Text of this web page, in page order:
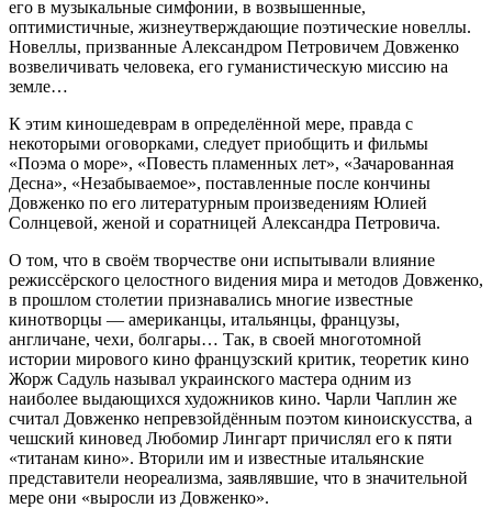
его в музыкальные симфонии, в возвышенные,
оптимистичные, жизнеутверждающие поэтические новеллы.
Новеллы, призванные Александром Петровичем Довженко
возвеличивать человека, его гуманистическую миссию на
земле…
К этим киношедеврам в определённой мере, правда с
некоторыми оговорками, следует приобщить и фильмы
«Поэма о море», «Повесть пламенных лет», «Зачарованная
Десна», «Незабываемое», поставленные после кончины
Довженко по его литературным произведениям Юлией
Солнцевой, женой и соратницей Александра Петровича.
О том, что в своём творчестве они испытывали влияние
режиссёрского целостного видения мира и методов Довженко,
в прошлом столетии признавались многие известные
кинотворцы — американцы, итальянцы, французы,
англичане, чехи, болгары… Так, в своей многотомной
истории мирового кино французский критик, теоретик кино
Жорж Садуль называл украинского мастера одним из
наиболее выдающихся художников кино. Чарли Чаплин же
считал Довженко непревзойдённым поэтом киноискусства, а
чешский киновед Любомир Лингарт причислял его к пяти
«титанам кино». Вторили им и известные итальянские
представители неореализма, заявлявшие, что в значительной
мере они «выросли из Довженко».